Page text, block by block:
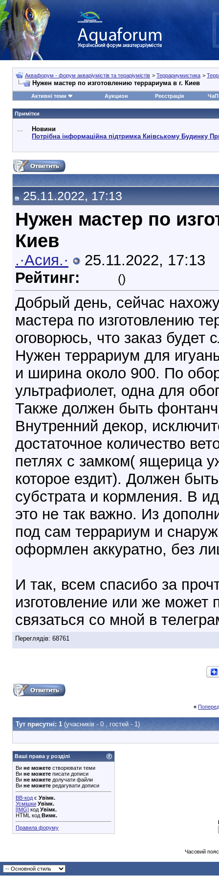
Аквафорум - форум акваріумістів та тераріумістів > Террариумистика >
Нужен мастер по изготовлению террариума в г. Киев
Активні теми Аукцион Реєстрація
Примітки
...
Новини
Потрібна інформаційна підтримка Киівському Будинку
25.11.2022, 17:13
Нужен мастер по
Киев
.·Асия.·
25.11.2022, 17:13
Рейтинг:
()
Добрый день, сейчас
мастера по изготовлению
оговорюсь, что заказ будет
Нужен террариум для
и ширина около 900. По
ультрафиолет, одна для
Также должен быть
Внутренний декор,
достаточное количество
петлях с замком( ящерица
которое ездит). Должен
субстрата и кормления. В
это не так важно. Из
под сам террариум и
оформлен аккуратно, без
И так, всем спасибо за
изготовление или же
связаться со мной в
Переглядів: 68761
«
Тут присутні: 1 (учасників - 0 , гостей - 1)
Ваші права у розділі
Ви не можете створювати теми
Ви не можете писати дописи
Ви не можете долучати файли
Ви не можете редагувати дописи
BB-код є Увімк.
Усмішки Увімк.
[IMG] код Увімк.
HTML код Вимк.
Правила форуму
Часовий